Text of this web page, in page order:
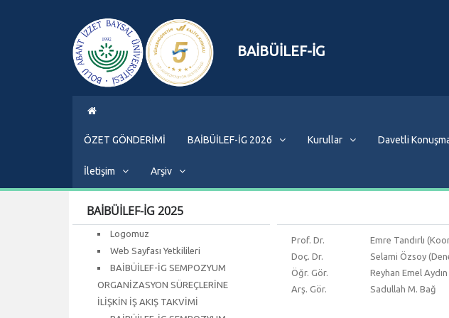
BAİBÜİLEF-İG
ÖZET GÖNDERİMİ BAİBÜİLEF-İG 2026 Kurullar Davetli
İletişim Arşiv
BAİBÜİLEF-İG 2025
Logomuz
Web Sayfası Yetkilileri
BAİBÜİLEF-İG SEMPOZYUM
ORGANİZASYON SÜREÇLERİNE
İLİŞKİN İŞ AKIŞ TAKVİMİ
Prof. Dr. Emre Tandırlı
Doç. Dr.
Selami Özsoy
Öğr. Gör.
Reyhan Emel Aydın
Arş. Gör.
Sadullah M. Bağ